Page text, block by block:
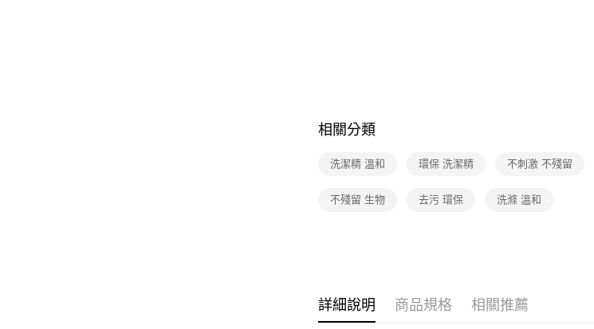
相關分類
洗潔精 溫和 環保 洗潔精 不刺激 不殘留
不殘留 生物 去污 環保 洗滌 溫和
詳細說明 商品規格 相關推薦